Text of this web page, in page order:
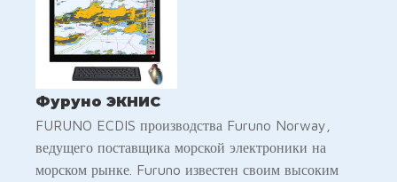
Фуруно ЭКНИС
FURUNO ECDIS производства Furuno Norway,
ведущего поставщика морской электроники на
морском рынке. Furuno известен своим высоким